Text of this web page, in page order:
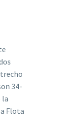
34-
la
Flota